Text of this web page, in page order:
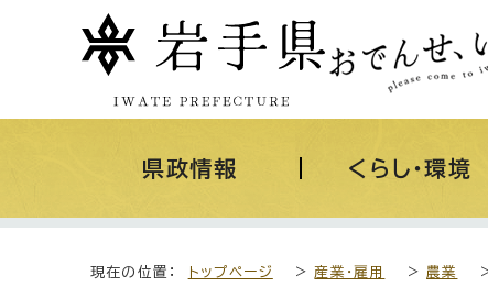
県政情報 くらし・環境
現在の位置： トップページ >産業・雇用 >農業